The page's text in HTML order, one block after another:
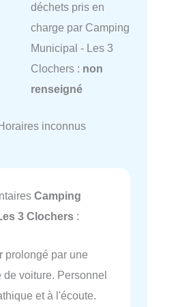
déchets pris en
charge par Camping
Municipal - Les 3
Clochers : non
renseigné
Horaires inconnus
Camping
3 Clochers :
prolongé par une
de voiture. Personnel
et à l'écoute.